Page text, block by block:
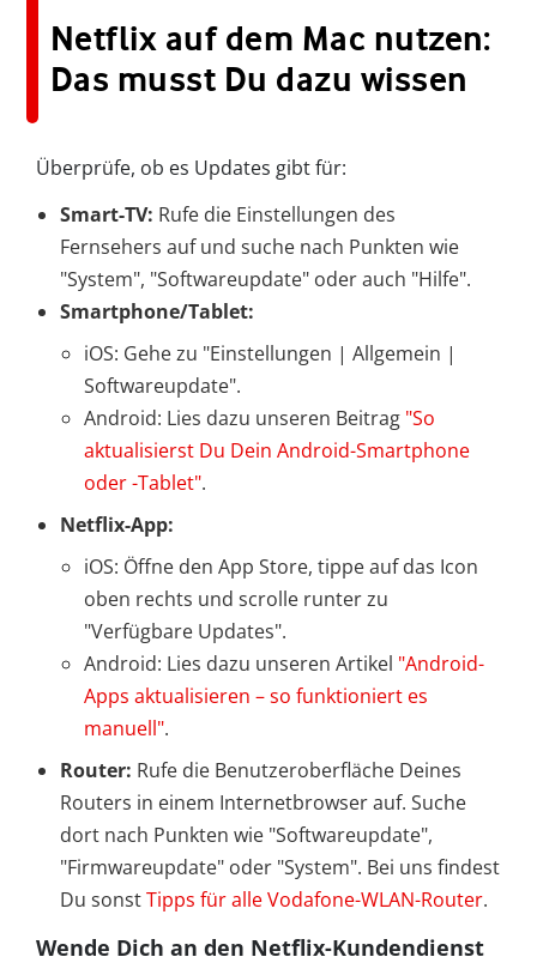
Netflix auf dem Mac nutzen:
Das musst Du dazu wissen
Überprüfe, ob es Updates gibt für:
Smart-TV: Rufe die Einstellungen des
Fernsehers auf und suche nach Punkten wie
"System", "Softwareupdate" oder auch "Hilfe".
Smartphone/Tablet:
iOS: Gehe zu "Einstellungen | Allgemein |
Softwareupdate".
Android: Lies dazu unseren Beitrag "So
aktualisierst Du Dein Android-Smartphone
oder -Tablet".
Netflix-App:
iOS: Öffne den App Store, tippe auf das Icon
oben rechts und scrolle runter zu
"Verfügbare Updates".
Android: Lies dazu unseren Artikel "Android-
Apps aktualisieren – so funktioniert es
manuell".
Router: Rufe die Benutzeroberfläche Deines
Routers in einem Internetbrowser auf. Suche
dort nach Punkten wie "Softwareupdate",
"Firmwareupdate" oder "System". Bei uns findest
Du sonstTipps für alle Vodafone-WLAN-Router.
Wende Dich an den Netflix-Kundendienst